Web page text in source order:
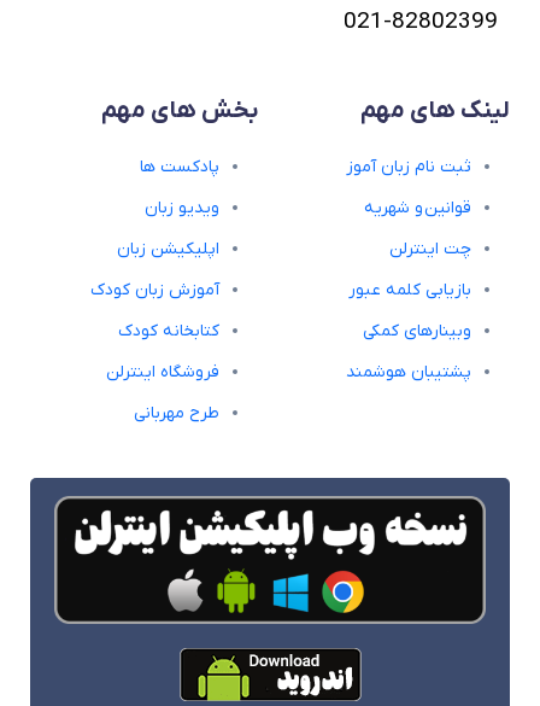
021-82802399
لینک های مهم
ثبت نام زبان آموز
قوانین و شهریه
چت اینترلن
بازیابی کلمه عبور
وبینارهای کمکی
پشتیبان هوشمند
بخش های مهم
پادکست ها
ویدیو زبان
اپلیکیشن زبان
آموزش زبان کودک
کتابخانه کودک
فروشگاه اینترلن
طرح مهربانی